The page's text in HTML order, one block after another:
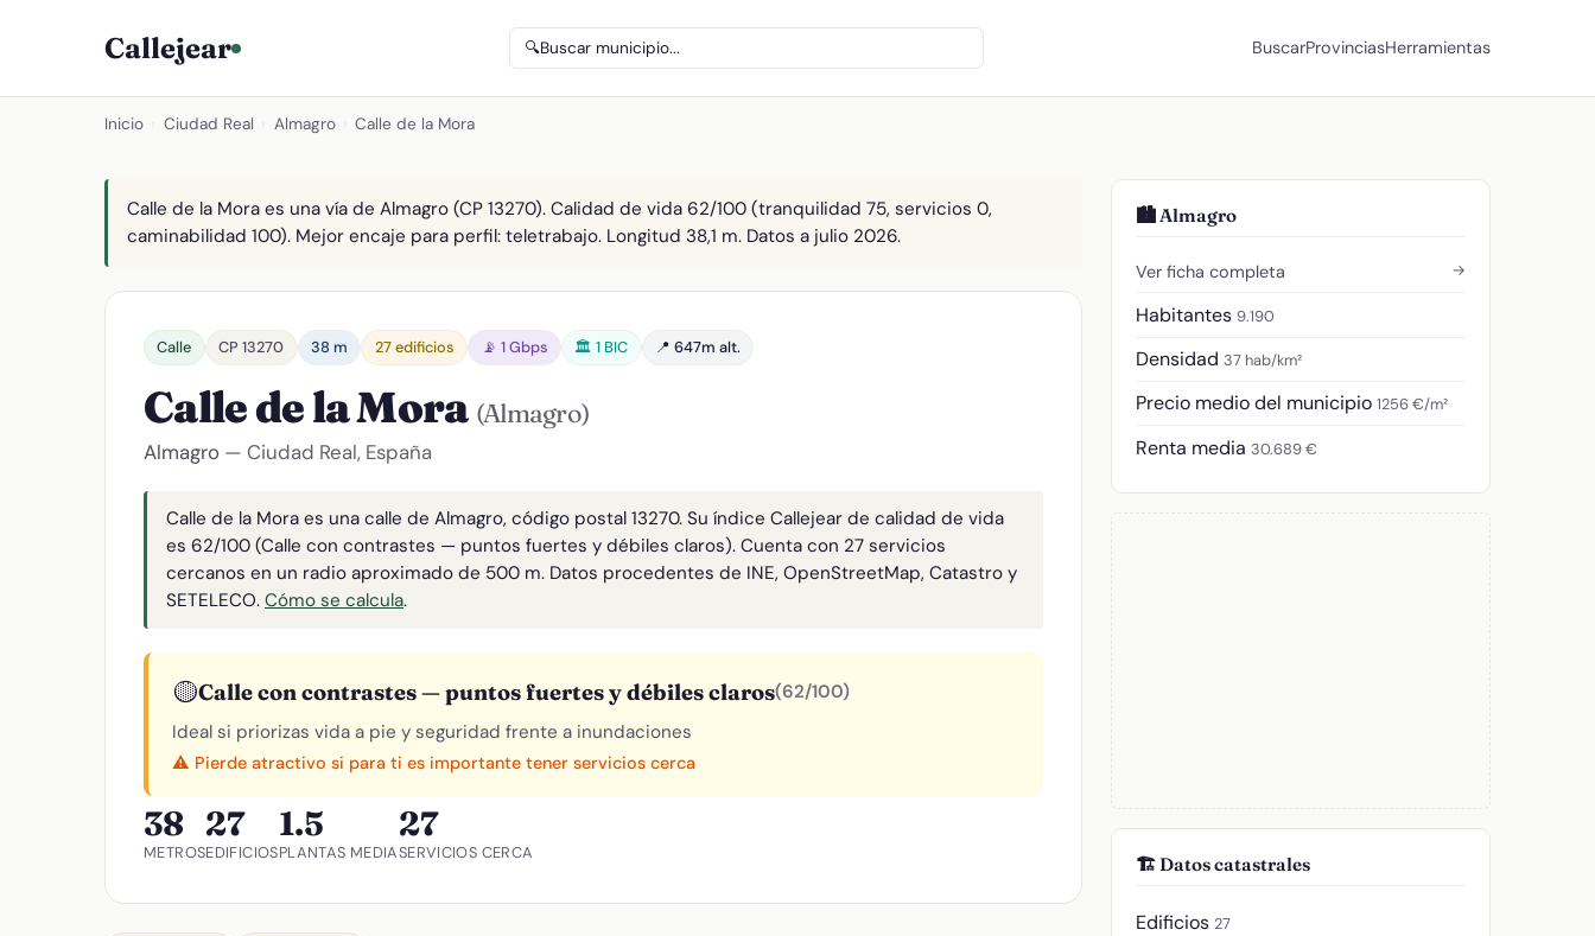
Callejear 🔍Buscar municipio... BuscarProvinciasHerramientas
Inicio Ciudad Real Almagro Calle de la Mora
Calle de la Mora es una vía de Almagro (CP 13270). Calidad de vida 62/100 (tranquilidad 75, servicios 0,
caminabilidad 100). Mejor encaje para perfil: teletrabajo. Longitud 38,1 m. Datos a julio 2026.
Calle CP 13270 38 m 27 edificios 📡 1 Gbps 🏛️ 1 BIC 📍 647m alt.
Calle de la Mora (Almagro)
Almagro — Ciudad Real, España
Calle de la Mora es una calle de Almagro, código postal 13270. Su índice Callejear de calidad de vida
es 62/100 (Calle con contrastes — puntos fuertes y débiles claros). Cuenta con 27 servicios
cercanos en un radio aproximado de 500 m. Datos procedentes de INE, OpenStreetMap, Catastro y
SETELECO. Cómo se calcula.
🟡Calle con contrastes — puntos fuertes y débiles claros(62/100)
Ideal si priorizas vida a pie y seguridad frente a inundaciones
⚠️ Pierde atractivo si para ti es importante tener servicios cerca
38
METROS
27
EDIFICIOS
1.5
PLANTAS MEDIA
27
SERVICIOS CERCA
🏙️ Almagro
Ver ficha completa →
Habitantes 9.190
Densidad 37 hab/km²
Precio medio del municipio 1256 €/m²
Renta media 30.689 €
🏗️ Datos catastrales
Edificios 27